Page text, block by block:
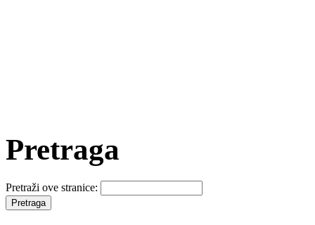
Pretraga
Pretraži ove stranice: